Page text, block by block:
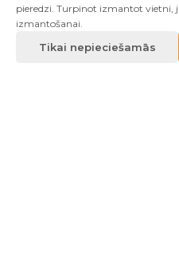
pieredzi. Turpinot izmantot vietni,
izmantošanai.
Tikai nepieciešamās